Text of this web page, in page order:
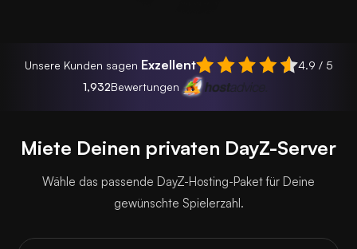
Unsere Kunden sagen Exzellent
4.9 / 5
1,932Bewertungen
Miete Deinen privaten DayZ-Server
Wähle das passende DayZ-Hosting-Paket für Deine
gewünschte Spielerzahl.